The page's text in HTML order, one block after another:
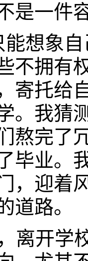
是一
想象自
不拥有
寄托给
。我猜
熬完了
毕业。
，迎着
道路。
开学校